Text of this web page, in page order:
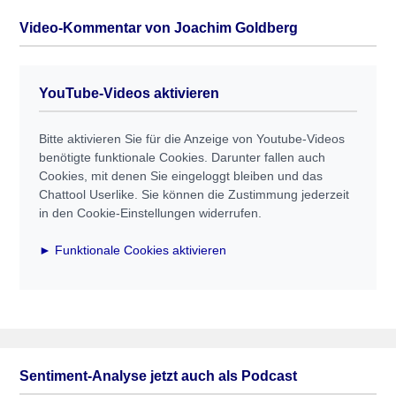
Video-Kommentar von Joachim Goldberg
YouTube-Videos aktivieren
Bitte aktivieren Sie für die Anzeige von Youtube-Videos
benötigte funktionale Cookies. Darunter fallen auch
Cookies, mit denen Sie eingeloggt bleiben und das
Chattool Userlike. Sie können die Zustimmung jederzeit
in den Cookie-Einstellungen widerrufen.
► Funktionale Cookies aktivieren
Sentiment-Analyse jetzt auch als Podcast